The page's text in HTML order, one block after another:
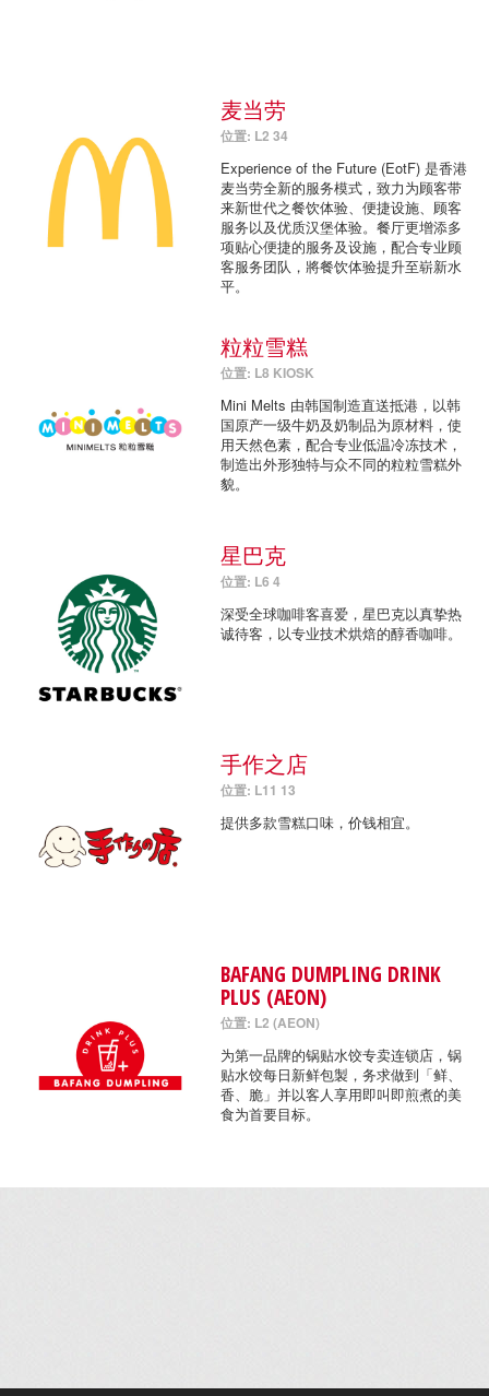
麦当劳
位置: L2 34
Experience of the Future (EotF) 是香港
麦当劳全新的服务模式，致力为顾客带
来新世代之餐饮体验、便捷设施、顾客
服务以及优质汉堡体验。餐厅更增添多
项贴心便捷的服务及设施，配合专业顾
客服务团队，將餐饮体验提升至崭新水
平。
粒粒雪糕
位置: L8 KIOSK
Mini Melts 由韩国制造直送抵港，以韩
国原产一级牛奶及奶制品为原材料，使
用天然色素，配合专业低温冷冻技术，
制造出外形独特与众不同的粒粒雪糕外
貌。
星巴克
位置: L6 4
深受全球咖啡客喜爱，星巴克以真挚热
诚待客，以专业技术烘焙的醇香咖啡。
手作之店
位置: L11 13
提供多款雪糕口味，价钱相宜。
BAFANG DUMPLING DRINK
PLUS (AEON)
位置: L2 (AEON)
为第一品牌的锅贴水饺专卖连锁店，锅
贴水饺每日新鲜包製，务求做到「鲜、
香、脆」并以客人享用即叫即煎煮的美
食为首要目标。